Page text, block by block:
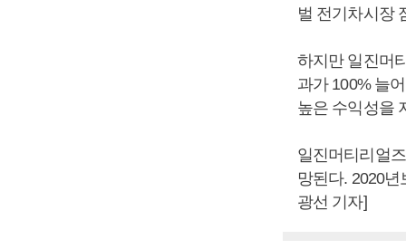
벌 전기차시장
하지만 일진머
과가 100% 늘
높은 수익성을
일진머티리얼
망된다. 2020
광선 기자]